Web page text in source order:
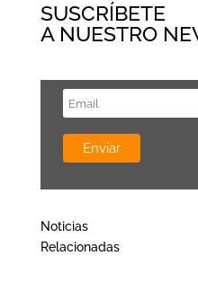
SUSCRÍBETE
A NUESTRO
Noticias
Relacionadas